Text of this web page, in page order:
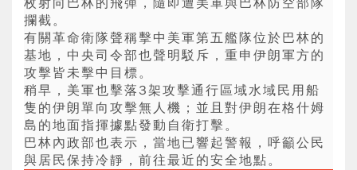
枚射向巴林的飛彈，隨即遭美軍與巴林防空部隊
攔截。
有關革命衛隊聲稱擊中美軍第五艦隊位於巴林的
基地，中央司令部也聲明駁斥，重申伊朗軍方的
攻擊皆未擊中目標。
稍早，美軍也擊落3架攻擊通行區域水域民用船
隻的伊朗單向攻擊無人機；並且對伊朗在格什姆
島的地面指揮據點發動自衛打擊。
巴林內政部也表示，當地已響起警報，呼籲公民
與居民保持冷靜，前往最近的安全地點。